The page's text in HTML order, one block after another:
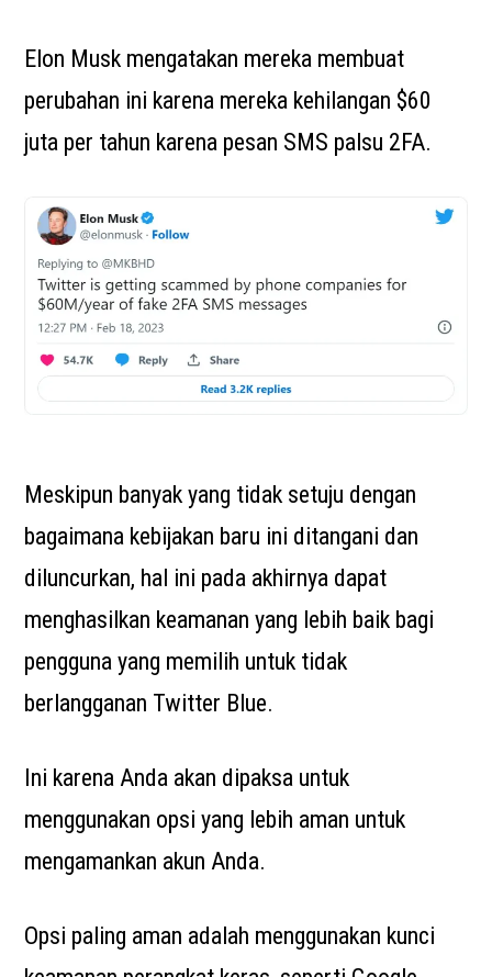
Elon Musk mengatakan mereka membuat
perubahan ini karena mereka kehilangan $60
juta per tahun karena pesan SMS palsu 2FA.
Meskipun banyak yang tidak setuju dengan
bagaimana kebijakan baru ini ditangani dan
diluncurkan, hal ini pada akhirnya dapat
menghasilkan keamanan yang lebih baik bagi
pengguna yang memilih untuk tidak
berlangganan Twitter Blue.
Ini karena Anda akan dipaksa untuk
menggunakan opsi yang lebih aman untuk
mengamankan akun Anda.
Opsi paling aman adalah menggunakan kunci